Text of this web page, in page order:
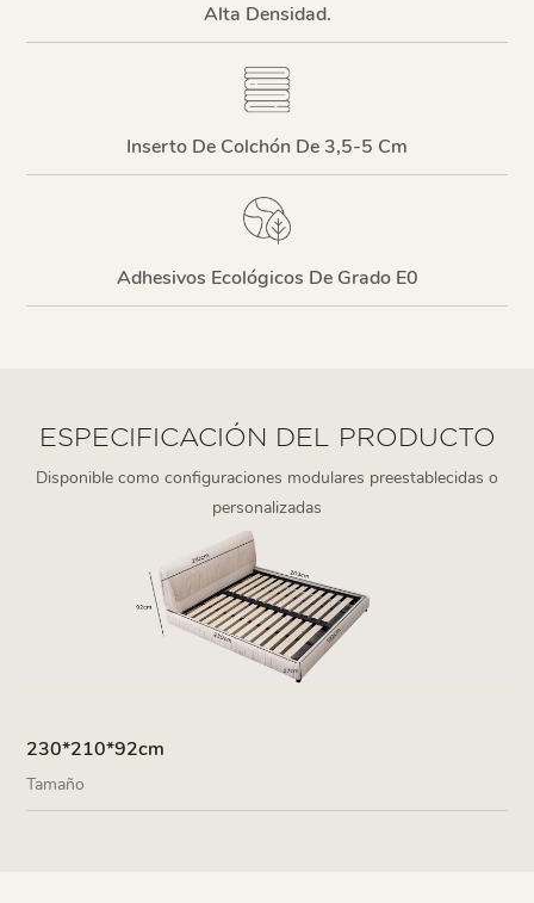
Alta Densidad.
Inserto De Colchón De 3,5-5 Cm
Adhesivos Ecológicos De Grado E0
ESPECIFICACIÓN DEL PRODUCTO
Disponible como configuraciones modulares preestablecidas o
personalizadas
230*210*92cm
Tamaño